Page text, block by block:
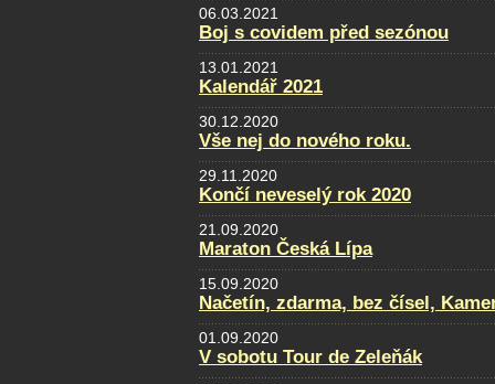
06.03.2021
Boj s covidem před sezónou
13.01.2021
Kalendář 2021
30.12.2020
Vše nej do nového roku.
29.11.2020
Končí neveselý rok 2020
21.09.2020
Maraton Česká Lípa
15.09.2020
Načetín, zdarma, bez čísel,
01.09.2020
V sobotu Tour de Zeleňák